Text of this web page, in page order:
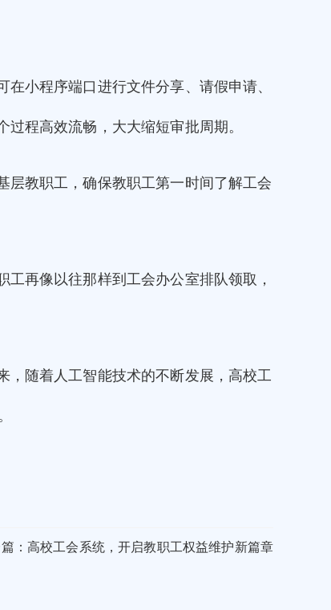
小程序端口进行文件分享、请假申请、
程高效流畅，大大缩短审批周期。
教职工，确保教职工第一时间了解工会
再像以往那样到工会办公室排队领取，
随着人工智能技术的不断发展，高校工
：高校工会系统，开启教职工权益维护新篇章